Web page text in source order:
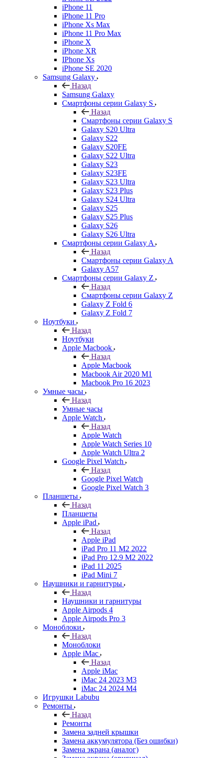
iPhone 11
iPhone 11 Pro
iPhone Xs Max
iPhone 11 Pro Max
iPhone X
iPhone XR
IPhone Xs
iPhone SE 2020
Samsung Galaxy
Назад
Samsung Galaxy
Смартфоны серии Galaxy S
Назад
Смартфоны серии Galaxy S
Galaxy S20 Ultra
Galaxy S22
Galaxy S20FE
Galaxy S22 Ultra
Galaxy S23
Galaxy S23FE
Galaxy S23 Ultra
Galaxy S23 Plus
Galaxy S24 Ultra
Galaxy S25
Galaxy S25 Plus
Galaxy S26
Galaxy S26 Ultra
Смартфоны серии Galaxy A
Назад
Смартфоны серии Galaxy A
Galaxy A57
Смартфоны серии Galaxy Z
Назад
Смартфоны серии Galaxy Z
Galaxy Z Fold 6
Galaxy Z Fold 7
Ноутбуки
Назад
Ноутбуки
Apple Macbook
Назад
Apple Macbook
Macbook Air 2020 M1
Macbook Pro 16 2023
Умные часы
Назад
Умные часы
Apple Watch
Назад
Apple Watch
Apple Watch Series 10
Apple Watch Ultra 2
Google Pixel Watch
Назад
Google Pixel Watch
Google Pixel Watch 3
Планшеты
Назад
Планшеты
Apple iPad
Назад
Apple iPad
iPad Pro 11 M2 2022
iPad Pro 12.9 M2 2022
iPad 11 2025
iPad Mini 7
Наушники и гарнитуры
Назад
Наушники и гарнитуры
Apple Airpods 4
Apple Airpods Pro 3
Моноблоки
Назад
Моноблоки
Apple iMac
Назад
Apple iMac
iMac 24 2023 M3
iMac 24 2024 M4
Игрушки Labubu
Ремонты
Назад
Ремонты
Замена задней крышки
Замена аккумулятора (Без ошибки)
Замена экрана (аналог)